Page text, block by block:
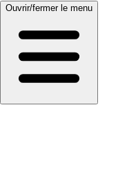
Ouvrir/fermer le menu